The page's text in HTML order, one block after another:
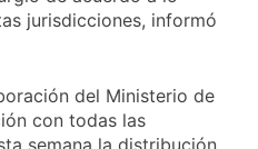
jurisdicciones, informó
del Ministerio de
con todas las
semana la distribución